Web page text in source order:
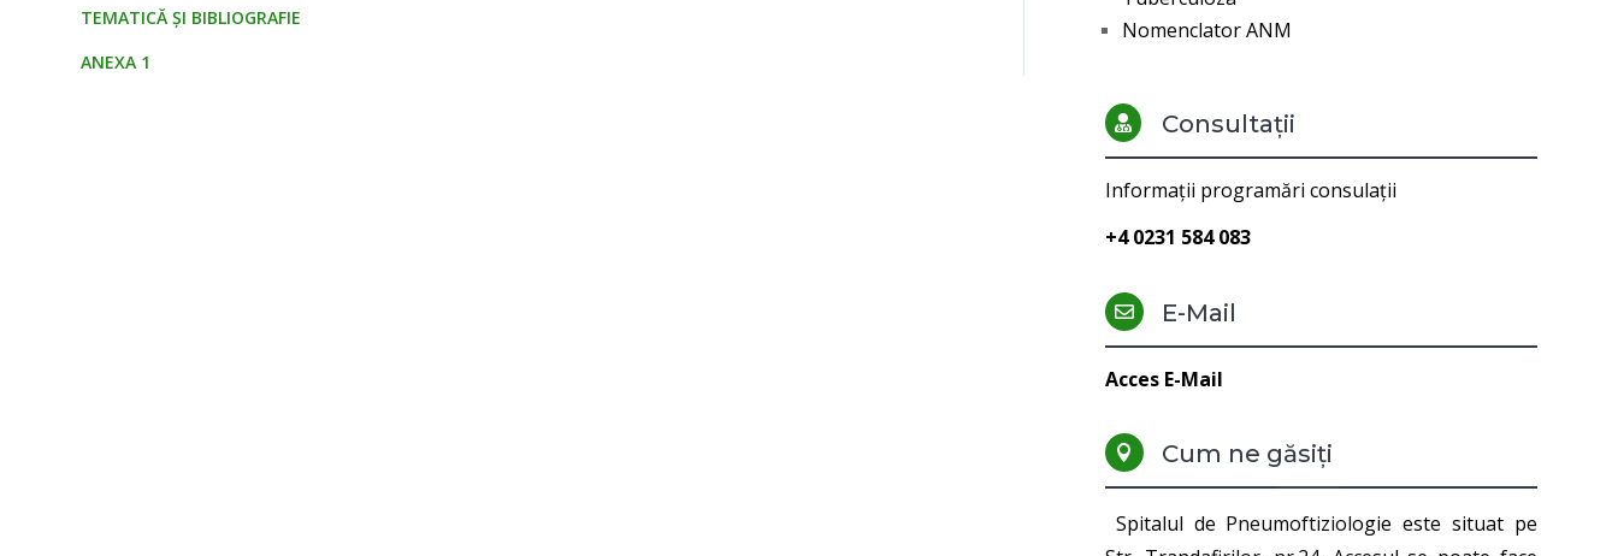
TEMATICĂ ȘI BIBLIOGRAFIE
ANEXA 1
Nomenclator ANM
 Consultații
Informații programări consulații
+4 0231 584 083
 E-Mail
Acces E-Mail
 Cum ne găsiți
Spitalul de Pneumoftiziologie este situat pe